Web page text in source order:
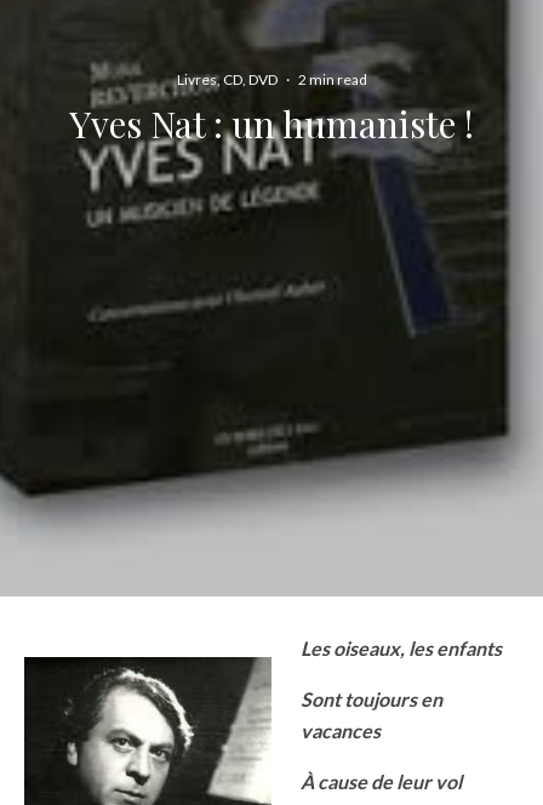
Livres, CD, DVD · 2 min read
Yves Nat : un humaniste !
Les oiseaux, les enfants
Sont toujours en
vacances
À cause de leur vol